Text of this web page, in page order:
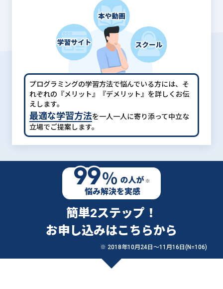
プログラミングの学習方法で悩んでいる方には、 そ
れぞれの『メリット』『デメリット』を詳しくお伝
えします。
最適な学習方法を一人一人に寄り添って中立な
立場でご提案します。
簡単2ステップ！
お申し込みはこちらから
※ 2018年10月24日〜11月16日(N=106)